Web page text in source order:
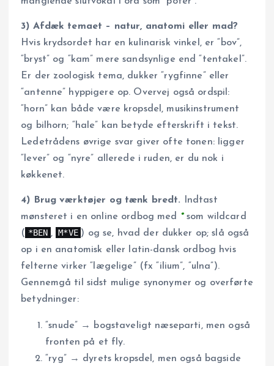
3) Afdæk temaet – natur, anatomi eller mad?
Hvis krydsordet har en kulinarisk vinkel, er “bov”,
“bryst” og “kam” mere sandsynlige end “tentakel”.
Er der zoologisk tema, dukker “rygfinne” eller
“antenne” hyppigere op. Overvej også ordspil:
“horn” kan både være kropsdel, musikinstrument
og bilhorn; “hale” kan betyde efterskrift i tekst.
Ledetrådens øvrige svar giver ofte tonen: ligger
“lever” og “nyre” allerede i ruden, er du nok i
køkkenet.
4) Brug værktøjer og tænk bredt. Indtast
mønsteret i en online ordbog med *som wildcard
( *BEN , M*VE ) og se, hvad der dukker op; slå også
op i en anatomisk eller latin-dansk ordbog hvis
felterne virker “lægelige” (fx “ilium”, “ulna”).
Gennemgå til sidst mulige synonymer og overførte
betydninger:
“snude” → bogstaveligt næseparti, men også
fronten på et fly.
“ryg” → dyrets kropsdel, men også bagside